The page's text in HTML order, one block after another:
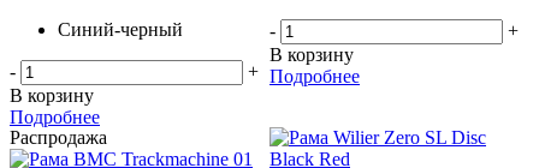
Синий-черный
-
+
В корзину
Подробнее
-
+
В корзину
Подробнее
Распродажа